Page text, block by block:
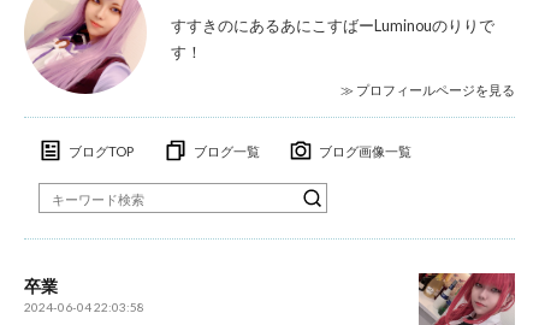
すすきのにあるあにこすばーLuminouのりりで
す！︎
≫ プロフィールページを見る
ブログTOP ブログ一覧 ブログ画像一覧
卒業
2024-06-04 22:03:58